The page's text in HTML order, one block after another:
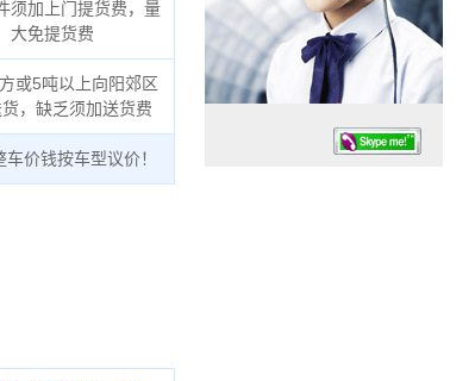
须加上门提货费，量
大免提货费
或5吨以上向阳郊区
，缺乏须加送货费
价钱按车型议价！